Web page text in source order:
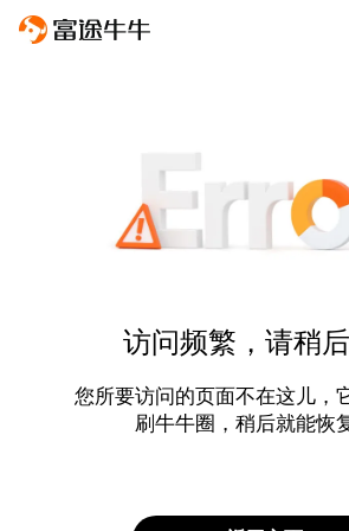
访问频繁，请稍
您所要访问的页面不在这儿，
刷牛牛圈，稍后就能恢